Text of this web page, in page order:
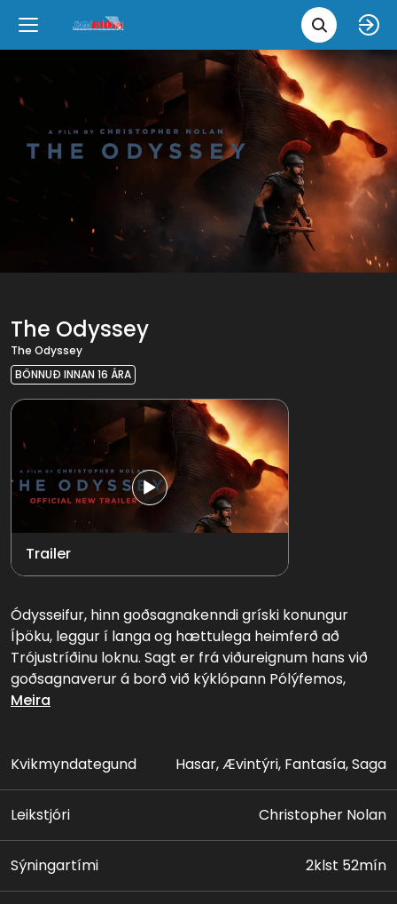
Leita
Back
Væntanlegt
Close
Nýjar myndir
Klassískar myndir
Skvísubíó
Back
Tungumál
Close
íslenska
English
The Odyssey
The Odyssey
BÖNNUÐ INNAN 16 ÁRA
Trailer
Ódysseifur, hinn goðsagnakenndi gríski konungur
Íþöku, leggur í langa og hættulega heimferð að
Trójustríðinu loknu. Sagt er frá viðureignum hans við
goðsagnaverur á borð við kýklópann Pólýfemos,
sírenurnar og seiðgyðjuna Kirku.
Meira
Kvikmyndategund Hasar, Ævintýri, Fantasía, Saga
Leikstjóri Christopher Nolan
Sýningartími 2klst 52mín